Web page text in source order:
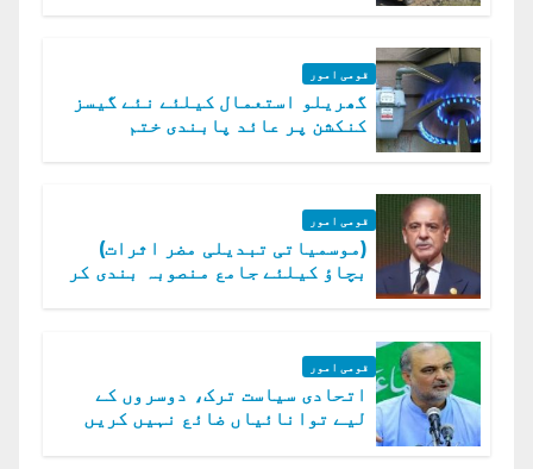
قومی امور
گھریلو استعمال کیلئے نئے گیسز
کنکشن پر عائد پابندی ختم
قومی امور
(موسمیاتی تبدیلی مضر اثرات)
بچاؤ کیلئے جامع منصوبہ بندی کر
قومی امور
اتحادی سیاست ترک، دوسروں کے
لیے توانائیاں ضائع نہیں کریں